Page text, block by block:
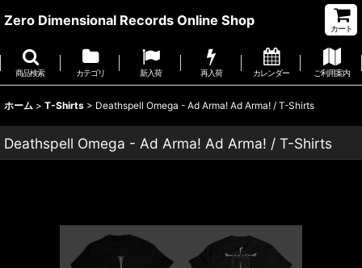
Zero Dimensional Records Online Shop
カート
商品検索 カテゴリ 新入荷 再入荷 カレンダー ご利用案内
ホーム > T-Shirts > Deathspell Omega - Ad Arma! Ad Arma! / T-Shirts
Deathspell Omega - Ad Arma! Ad Arma! / T-Shirts